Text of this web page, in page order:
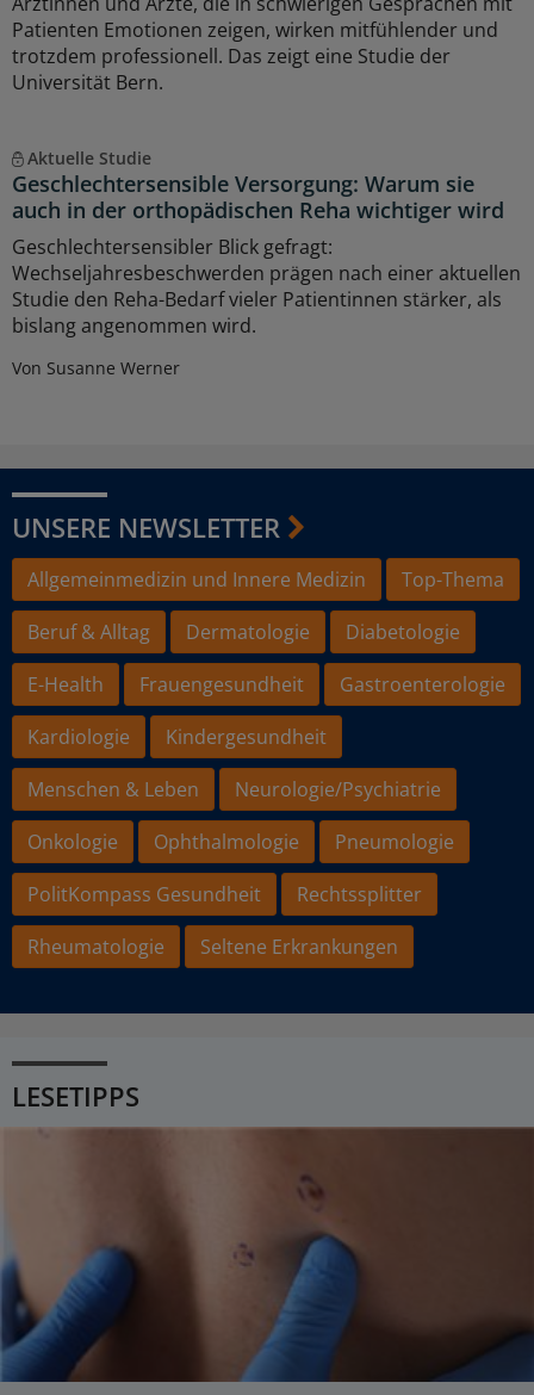
Patienten Emotionen zeigen, wirken mitfühlender und
trotzdem professionell. Das zeigt eine Studie der
Universität Bern.
Aktuelle Studie
Geschlechtersensible Versorgung: Warum sie
auch in der orthopädischen Reha wichtiger wird
Geschlechtersensibler Blick gefragt:
Wechseljahresbeschwerden prägen nach einer aktuellen
Studie den Reha-Bedarf vieler Patientinnen stärker, als
bislang angenommen wird.
Von Susanne Werner
UNSERE NEWSLETTER
Allgemeinmedizin und Innere Medizin
Top-Thema
Beruf & Alltag
Dermatologie
Diabetologie
E-Health
Frauengesundheit
Gastroenterologie
Kardiologie
Kindergesundheit
Menschen & Leben
Neurologie/Psychiatrie
Onkologie
Ophthalmologie
Pneumologie
PolitKompass Gesundheit
Rechtssplitter
Rheumatologie
Seltene Erkrankungen
LESETIPPS